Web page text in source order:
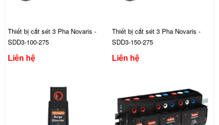
Thiết bị cắt sét 3 Pha Novaris -
SDD3-100-275
Liên hệ
Thiết bị cắt sét 3 Pha Novaris -
SDD3-150-275
Liên hệ